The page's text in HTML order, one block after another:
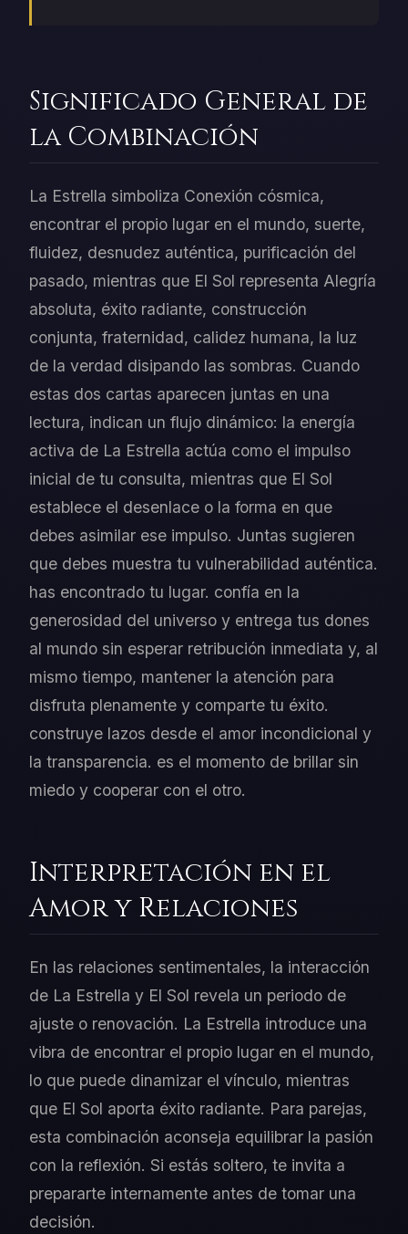
Significado General de
la Combinación
La Estrella simboliza Conexión cósmica,
encontrar el propio lugar en el mundo, suerte,
fluidez, desnudez auténtica, purificación del
pasado, mientras que El Sol representa Alegría
absoluta, éxito radiante, construcción
conjunta, fraternidad, calidez humana, la luz
de la verdad disipando las sombras. Cuando
estas dos cartas aparecen juntas en una
lectura, indican un flujo dinámico: la energía
activa de La Estrella actúa como el impulso
inicial de tu consulta, mientras que El Sol
establece el desenlace o la forma en que
debes asimilar ese impulso. Juntas sugieren
que debes muestra tu vulnerabilidad auténtica.
has encontrado tu lugar. confía en la
generosidad del universo y entrega tus dones
al mundo sin esperar retribución inmediata y, al
mismo tiempo, mantener la atención para
disfruta plenamente y comparte tu éxito.
construye lazos desde el amor incondicional y
la transparencia. es el momento de brillar sin
miedo y cooperar con el otro.
Interpretación en el
Amor y Relaciones
En las relaciones sentimentales, la interacción
de La Estrella y El Sol revela un periodo de
ajuste o renovación. La Estrella introduce una
vibra de encontrar el propio lugar en el mundo,
lo que puede dinamizar el vínculo, mientras
que El Sol aporta éxito radiante. Para parejas,
esta combinación aconseja equilibrar la pasión
con la reflexión. Si estás soltero, te invita a
prepararte internamente antes de tomar una
decisión.